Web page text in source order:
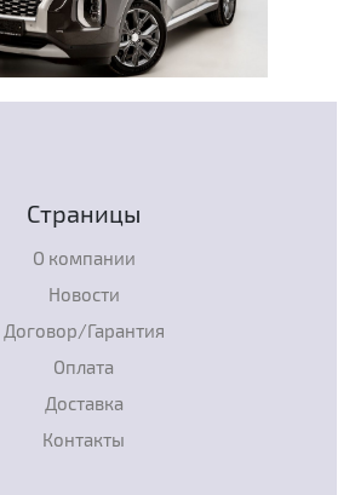
Страницы
О компании
Новости
Договор/Гарантия
Оплата
Доставка
Контакты